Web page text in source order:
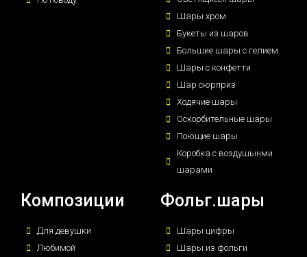
Шары хром
Букеты из шаров
Большие шары с гелием
Шары с конфетти
Шар сюрприз
Ходячие шары
Оскорбительные шары
Поющие шары
Коробка с воздушынми
шарами
Композиции
Для девушки
Любимой
Фольг.шары
Шары цифры
Шары из фольги